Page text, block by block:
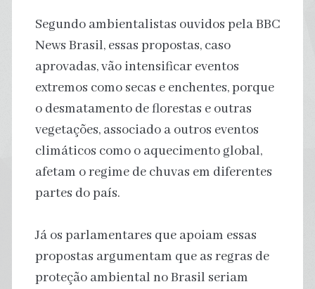
Segundo ambientalistas ouvidos pela BBC
News Brasil, essas propostas, caso
aprovadas, vão intensificar eventos
extremos como secas e enchentes, porque
o desmatamento de florestas e outras
vegetações, associado a outros eventos
climáticos como o aquecimento global,
afetam o regime de chuvas em diferentes
partes do país.
Já os parlamentares que apoiam essas
propostas argumentam que as regras de
proteção ambiental no Brasil seriam